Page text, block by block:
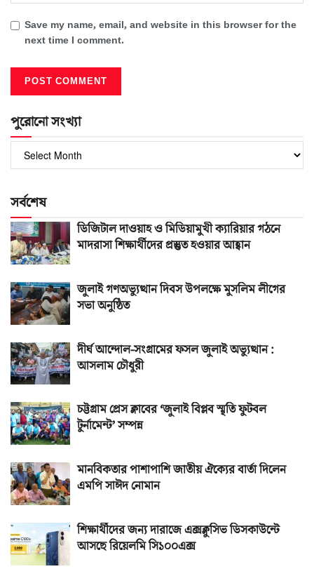
Save my name, email, and website in this browser for the
next time I comment.
পুরোনো সংখ্যা
পুরোনো
সংখ্যা
সর্বশেষ
ডিজিটাল দাওয়াহ ও মিডিয়ামুখী ক্যারিয়ার গঠনে
মাদরাসা শিক্ষার্থীদের প্রস্তুত হওয়ার আহ্বান
জুলাই গণঅভ্যুত্থান দিবস উপলক্ষে মুসলিম লীগের
সভা অনুষ্ঠিত
দীর্ঘ আন্দোল-সংগ্রামের ফসল জুলাই অভ্যুত্থান :
আসলাম চৌধুরী
চট্টগ্রাম প্রেস ক্লাবের ‘জুলাই বিপ্লব স্মৃতি ফুটবল
টুর্নামেন্ট’ সম্পন্ন
মানবিকতার পাশাপাশি জাতীয় ঐক্যের বার্তা দিলেন
এমপি সাঈদ নোমান
শিক্ষার্থীদের জন্য দারাজে এক্সক্লুসিভ ডিসকাউন্টে
আসছে রিয়েলমি সি১০০এক্স